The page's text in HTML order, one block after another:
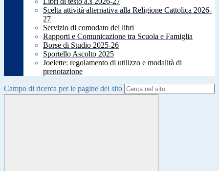
Scelta attività alternativa alla Religione Cattolica 2026-
27
Servizio di comodato dei libri
Rapporti e Comunicazione tra Scuola e Famiglia
Borse di Studio 2025-26
Sportello Ascolto 2025
Joelette: regolamento di utilizzo e modalità di
prenotazione
Campo di ricerca per le pagine del sito